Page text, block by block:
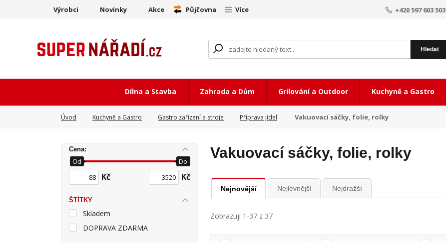
Výrobci Novinky Akce Půjčovna Více
Hledat
+420 597 603 503
Dílna a Stavba Zahrada a Dům Grilování a Outdoor Kuchyně a Gastro
Úvod Kuchyně a Gastro Gastro zařízení a stroje Příprava jídel Vakuovací sáčky, folie, rolky
Vakuovací sáčky, folie, rolky
Nejnovější Nejlevnější Nejdražší
Zobrazuji 1-37 z 37
Cena:
Kč
Od Do
Kč
ŠTÍTKY
Skladem
DOPRAVA ZDARMA